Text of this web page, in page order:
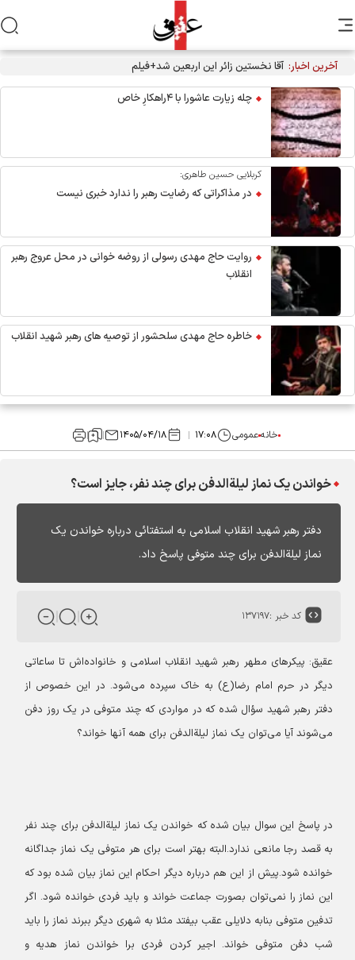
آخرین اخبار: آقا نخستین زائر این اربعین شد+فیلم
چله زیارت عاشورا با ۴راهکارِ خاص
کربلایی حسین طاهری:
در مذاکراتی که رضایت رهبر را ندارد خبری نیست
روایت حاج مهدی رسولی از روضه خوانی در محل عروج رهبر
انقلاب
خاطره حاج مهدی سلحشور از توصیه های رهبر شهید انقلاب
خانهعمومی ۱۷:۰۸ ۱۴۰۵/۰۴/۱۸
خواندن یک نماز لیلة‌الدفن برای چند نفر، جایز است؟
دفتر رهبر شهید انقلاب اسلامی به استفتائی درباره خواندن یک
نماز لیلة‌الدفن برای چند متوفی پاسخ داد.
کد خبر :۱۳۷۱۹۷
عقیق: پیکرهای مطهر رهبر شهید انقلاب اسلامی و خانواده‌اش تا ساعاتی
دیگر در حرم امام رضا(ع) به خاک سپرده می‌شود. در این خصوص از
دفتر رهبر شهید سؤال شده که در مواردی که چند متوفی در یک روز دفن
می‌شوند آیا می‌توان یک نماز لیلةالدفن برای همه آنها خواند؟
در پاسخ این سوال بیان شده که خواندن یک نماز لیلة‌الدفن برای چند نفر
به قصد رجا مانعی ندارد.البته بهتر است برای هر متوفی یک نماز جداگانه
خوانده شود.پیش از این هم درباره دیگر احکام این نماز بیان شده بود که
این نماز را نمی‌توان بصورت جماعت خواند و باید فردی خوانده شود. اگر
تدفین متوفی بنابه دلایلی عقب بیفتد مثلا به شهری دیگر ببرند نماز را باید
شب دفن متوفی خواند. اجیر کردن فردی برا خواندن نماز هدیه و